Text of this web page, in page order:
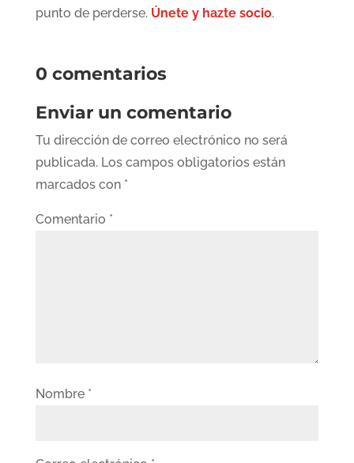
punto de perderse. Únete y hazte socio.
0 comentarios
Enviar un comentario
Tu dirección de correo electrónico no será
publicada. Los campos obligatorios están
marcados con *
Comentario *
Nombre *